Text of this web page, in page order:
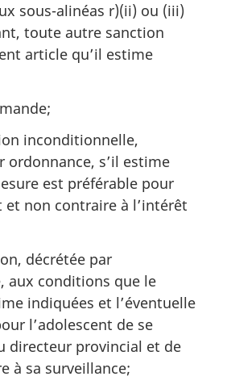
sous-alinéas r)(ii) ou (iii)
toute autre sanction
article qu’il estime
inconditionnelle,
ordonnance, s’il estime
est préférable pour
et non contraire à l’intérêt
décrétée par
aux conditions que le
indiquées et l’éventuelle
l’adolescent de se
directeur provincial et de
à sa surveillance;